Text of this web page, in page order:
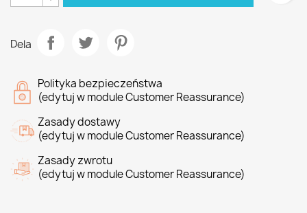
Dela
Polityka bezpieczeństwa
(edytuj w module Customer Reassurance)
Zasady dostawy
(edytuj w module Customer Reassurance)
Zasady zwrotu
(edytuj w module Customer Reassurance)